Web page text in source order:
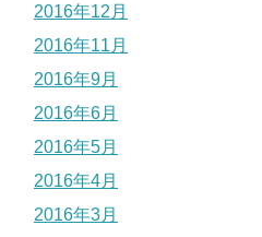
2016年12月
2016年11月
2016年9月
2016年6月
2016年5月
2016年4月
2016年3月